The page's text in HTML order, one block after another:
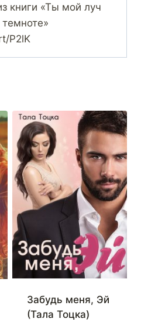
книги «Ты мой луч
P2lK
Забудь меня, Эй
(Тала Тоцка)